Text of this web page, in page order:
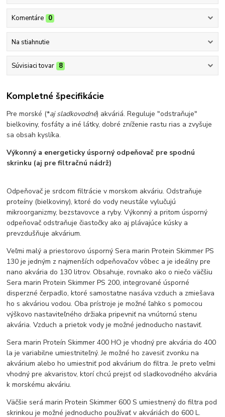
Komentáre 0
Na stiahnutie
Súvisiaci tovar 8
Kompletné špecifikácie
Pre morské (*aj sladkovodné) akváriá. Reguluje "odstraňuje"
bielkoviny, fosfáty a iné látky, dobré zníženie rastu rias a zvyšuje
sa obsah kyslíka.
Výkonný a energeticky úsporný odpeňovač pre spodnú
skrinku (aj pre filtračnú nádrž)
Odpeňovač je srdcom filtrácie v morskom akváriu. Odstraňuje
proteíny (bielkoviny), ktoré do vody neustále vylučujú
mikroorganizmy, bezstavovce a ryby. Výkonný a pritom úsporný
odpeňovač odstraňuje čiastočky ako aj plávajúce kúsky a
prevzdušňuje akvárium.
Veľmi malý a priestorovo úsporný Sera marin Protein Skimmer PS
130 je jedným z najmenších odpeňovačov vôbec a je ideálny pre
nano akvária do 130 litrov. Obsahuje, rovnako ako o niečo väčšiu
Sera marin Protein Skimmer PS 200, integrované úsporné
disperzné čerpadlo, ktoré samostatne nasáva vzduch a zmiešava
ho s akváriou vodou. Oba prístroje je možné ľahko s pomocou
výškovo nastaviteľného držiaka pripevniť na vnútornú stenu
akvária. Vzduch a prietok vody je možné jednoducho nastaviť.
Sera marin Proteín Skimmer 400 HO je vhodný pre akvária do 400
la je variabilne umiestniteľný. Je možné ho zavesiť zvonku na
akvárium alebo ho umiestniť pod akvárium do filtra. Je preto veľmi
vhodný pre akvaristov, ktorí chcú prejsť od sladkovodného akvária
k morskému akváriu.
Väčšie será marin Protein Skimmer 600 S umiestnený do filtra pod
skrinkou je možné jednoducho používať v akváriách do 600 L.